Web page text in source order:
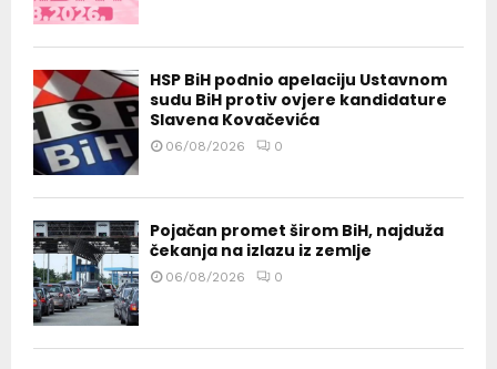
HSP BiH podnio apelaciju Ustavnom
sudu BiH protiv ovjere kandidature
Slavena Kovačevića
06/08/2026 0
Pojačan promet širom BiH, najduža
čekanja na izlazu iz zemlje
06/08/2026 0